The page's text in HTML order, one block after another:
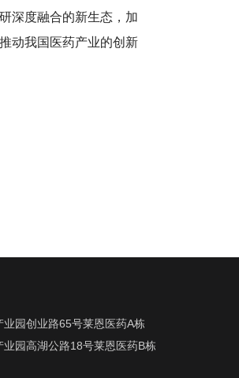
深度融合的新生态，加
动我国医药产业的创新
园创业路65号莱恩医药A栋
园高湖公路18号莱恩医药B栋